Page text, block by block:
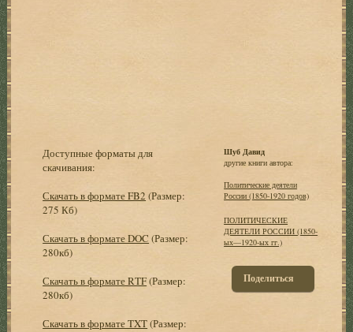
Доступные форматы для
скачивания:
Скачать в формате FB2 (Размер:
275 Кб)
Скачать в формате DOC (Размер:
280кб)
Скачать в формате RTF(Размер:
280кб)
Скачать в формате TXT(Размер:
Шуб Давид
другие книги автора:
Политические деятели
России (1850-1920 годов)
ПОЛИТИЧЕСКИЕ
ДЕЯТЕЛИ РОССИИ (1850-
ых—1920-ых гг.)
Поделиться